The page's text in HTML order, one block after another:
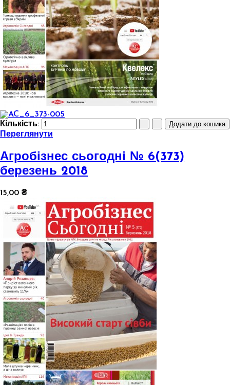
Кількість:
Переглянути
Агробізнес сьогодні № 6(373)
березень 2018
15,00 ₴